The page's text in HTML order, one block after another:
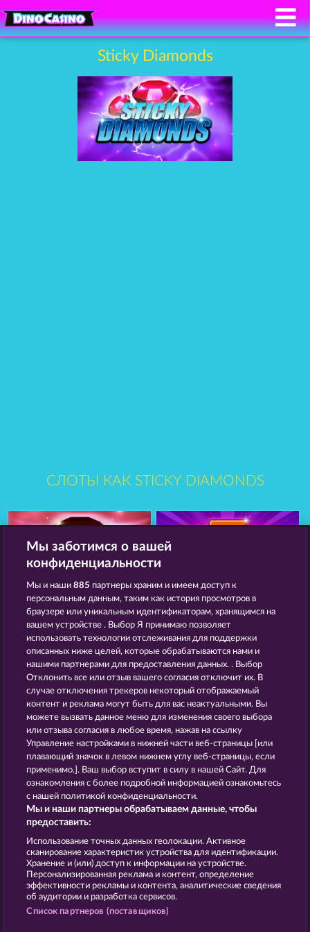
Sticky Diamonds
СЛОТЫ КАК STICKY DIAMONDS
Wild Rubies Fancy Fruits
Back to the Fruits Fruits First Diamond Treasures
Правила КОНФИДЕНЦИАЛЬНОСТЬ
О компании Компания
Отправить Запрос об Отказе
Мы заботимся о вашей
конфиденциальности
Мы и наши885 партнеры храним и имеем доступ к
персональным данным, таким как история просмотров в
браузере или уникальным идентификаторам, хранящимся на
вашем устройстве . Выбор Я принимаю позволяет
использовать технологии отслеживания для поддержки
описанных ниже целей, которые обрабатываются нами и
нашими партнерами для предоставления данных. . Выбор
Отклонить все или отзыв вашего согласия отключит их. В
случае отключения трекеров некоторый отображаемый
контент и реклама могут быть для вас неактуальными. Вы
можете вызвать данное меню для изменения своего выбора
или отзыва согласия в любое время, нажав на ссылку
Управление настройками в нижней части веб-страницы [или
плавающий значок в левом нижнем углу веб-страницы, если
применимо.]. Ваш выбор вступит в силу в нашей Сайт. Для
ознакомления с более подробной информацией ознакомьтесь
с нашей политикой конфиденциальности.
Мы и наши партнеры обрабатываем данные, чтобы
предоставить:
Использование точных данных геолокации. Активное
сканирование характеристик устройства для идентификации.
Хранение и (или) доступ к информации на устройстве.
Персонализированная реклама и контент, определение
эффективности рекламы и контента, аналитические сведения
об аудитории и разработка сервисов.
Список партнеров (поставщиков)